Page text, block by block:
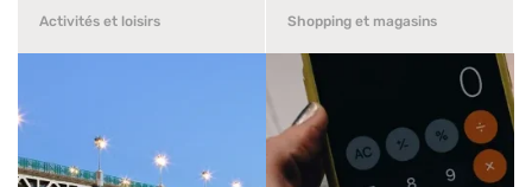
Activités et loisirs Shopping et magasins